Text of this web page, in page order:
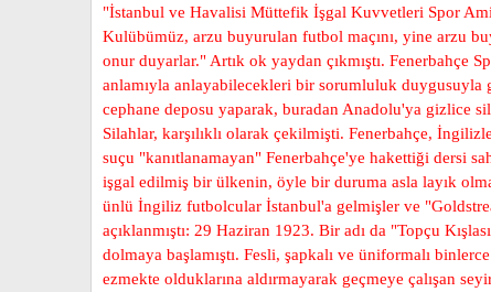
"İstanbul ve Havalisi Müttefik İşgal Kuvvetleri Spor
Kulübümüz, arzu buyurulan futbol maçını, yine arzu
onur duyarlar." Artık ok yaydan çıkmıştı. Fenerbahçe
anlamıyla anlayabilecekleri bir sorumluluk duygusuyla
cephane deposu yaparak, buradan Anadolu'ya gizlice
Silahlar, karşılıklı olarak çekilmişti. Fenerbahçe,
suçu "kanıtlanamayan" Fenerbahçe'ye hakettiği dersi
işgal edilmiş bir ülkenin, öyle bir duruma asla layık
ünlü İngiliz futbolcular İstanbul'a gelmişler ve
açıklanmıştı: 29 Haziran 1923. Bir adı da "Topçu
dolmaya başlamıştı. Fesli, şapkalı ve üniformalı
ezmekte olduklarına aldırmayarak geçmeye çalışan